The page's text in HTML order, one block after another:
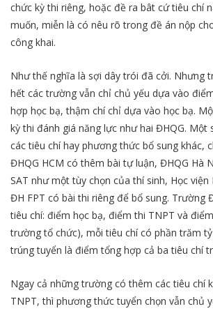
chức kỳ thi riêng, hoặc đề ra bât cứ tiêu chí
muốn, miễn là có nêu rõ trong đề án nộp
công khai.
Như thế nghĩa là sợi dây trói đã cởi. Nhưng
hết các trường vẫn chỉ chủ yếu dựa vào
hợp học bạ, thậm chí chỉ dựa vào học bạ.
kỳ thi đánh giá năng lực như hai ĐHQG.
các tiêu chí hay phương thức bổ sung khác,
ĐHQG HCM có thêm bài tự luận, ĐHQG Hà
SAT như một tùy chọn của thí sinh, Học
ĐH FPT có bài thi riêng để bổ sung. Trường
tiêu chí: điểm học bạ, điểm thi TNPT và
trường tổ chức), mỗi tiêu chí có phần trăm
trúng tuyển là điểm tổng hợp cả ba tiêu chí
Ngay cả những trường có thêm các tiêu chí
TNPT, thì phương thức tuyển chọn vẫn chủ